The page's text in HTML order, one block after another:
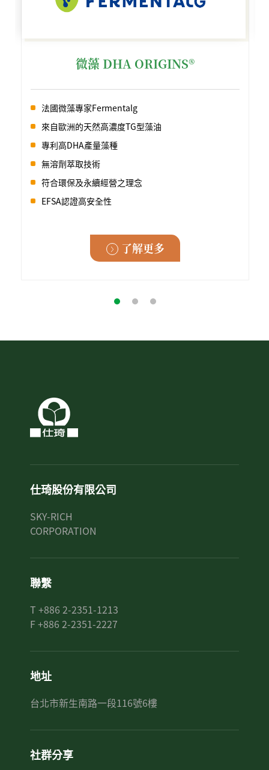
微藻 DHA ORIGINS®
法國微藻專家Fermentalg
來自歐洲的天然高濃度TG型藻油
專利高DHA產量藻種
無溶劑萃取技術
符合環保及永續經營之理念
EFSA認證高安全性
了解更多
仕琦股份有限公司
SKY-RICH
CORPORATION
聯繫
T +886 2-2351-1213
F +886 2-2351-2227
地址
台北市新生南路一段116號6樓
社群分享